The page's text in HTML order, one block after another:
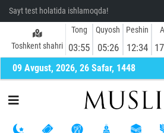
Sayt test holatida ishlamoqda!
Toshkent shahri
Tong
03:55
Quyosh
05:26
Peshin
12:34
09 Avgust, 2026, 26 Safar, 1448